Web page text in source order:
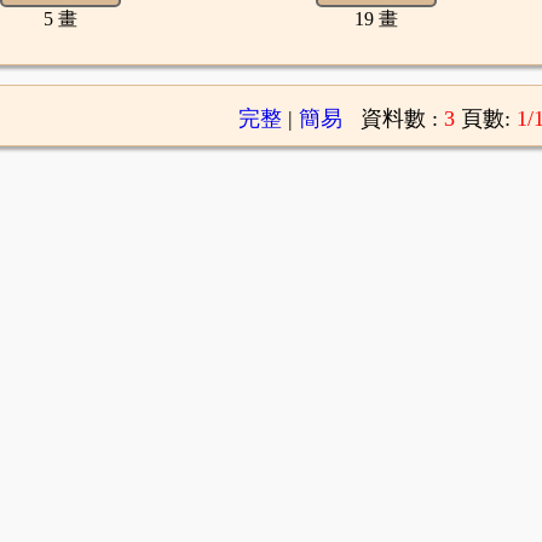
5 畫 19 畫
完整| 簡易 資料數 : 3 頁數: 1/